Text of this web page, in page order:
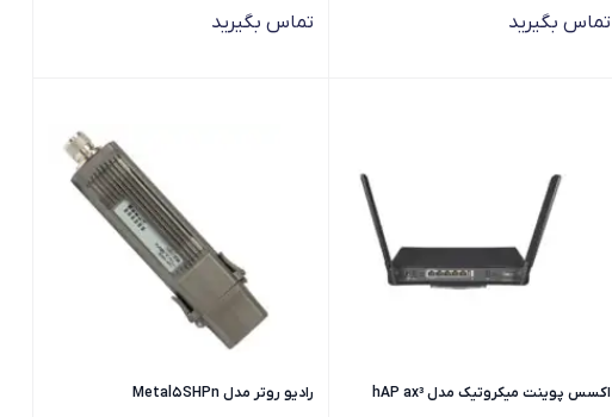
تماس بگیرید تماس بگیرید
اکسس پوینت میکروتیک مدل hAP ax³ رادیو روتر مدل Metal5SHPn